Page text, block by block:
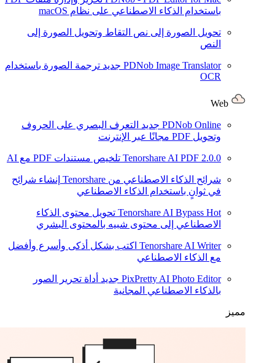
باستخدام الذكاء الاصطناعي على نظام macOS
تحويل الصورة إلى نص التقاط وتحويل الصورة إلى
النص
PDNob Image Translator جديد ترجمة الصورة باستخدام
OCR
PDNob Online جديد التعرف البصري على الحروف
وتحويل PDF مجانًا عبر الإنترنت
Tenorshare AI PDF 2.0.0 تلخيص مستندات PDF مع AI
شرائح الذكاء الاصطناعي من Tenorshare
إنشاء شرائح
في ثوانٍ باستخدام الذكاء الاصطناعي
Tenorshare AI Bypass Hot
تحويل محتوى الذكاء
الاصطناعي إلى محتوى شبيه بالمحتوى البشري
Tenorshare AI Writer اكتب بشكل أذكى وأسرع وأفضل
مع الذكاء الاصطناعي
PixPretty AI Photo Editor جديد أداة تحرير الصور
بالذكاء الاصطناعي المجانية
مميز